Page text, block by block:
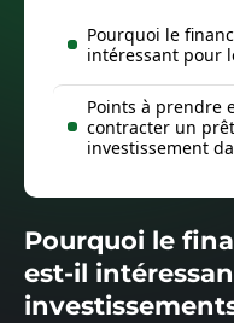
Pourquoi le
intéressant pour
Points à prendre
contracter un
investissement
Pourquoi le
est-il